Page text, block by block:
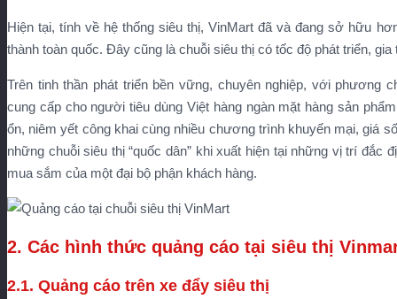
Hiện tại, tính về hệ thống siêu thị, VinMart đã và đang sở hữu
thành toàn quốc. Đây cũng là chuỗi siêu thị có tốc độ phát triển,
Trên tinh thần phát triển bền vững, chuyên nghiệp, với phương
cung cấp cho người tiêu dùng Việt hàng ngàn mặt hàng sản
ổn, niêm yết công khai cùng nhiều chương trình khuyến mại, giá
những chuỗi siêu thị “quốc dân” khi xuất hiện tại những vị trí đắc
mua sắm của một đại bộ phận khách hàng.
2. Các hình thức quảng cáo tại siêu thị
2.1. Quảng cáo trên xe đẩy siêu thị